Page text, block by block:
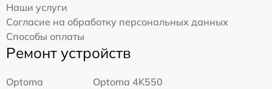
Наши услуги
Согласие на обработку персональных данных
Способы оплаты
Ремонт устройств
Optoma
Optoma 4K550